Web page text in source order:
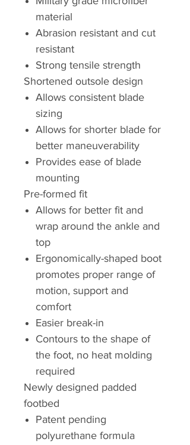
material
Abrasion resistant and cut
resistant
Strong tensile strength
Shortened outsole design
Allows consistent blade
sizing
Allows for shorter blade for
better maneuverability
Provides ease of blade
mounting
Pre-formed fit
Allows for better fit and
wrap around the ankle and
top
Ergonomically-shaped boot
promotes proper range of
motion, support and
comfort
Easier break-in
Contours to the shape of
the foot, no heat molding
required
Newly designed padded
footbed
Patent pending
polyurethane formula